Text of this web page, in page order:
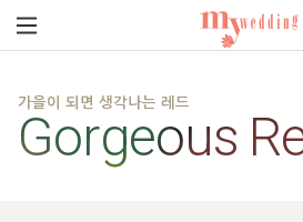
가을이 되면 생각나는 레드
Gorgeous